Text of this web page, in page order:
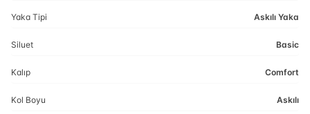
Yaka Tipi Askılı Yaka
Siluet Basic
Kalıp Comfort
Kol Boyu Askılı